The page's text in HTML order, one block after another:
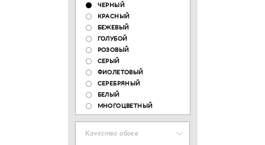
ЧЕРНЫЙ
КРАСНЫЙ
БЕЖЕВЫЙ
ГОЛУБОЙ
РОЗОВЫЙ
СЕРЫЙ
ФИОЛЕТОВЫЙ
СЕРЕБРЯНЫЙ
БЕЛЫЙ
МНОГОЦВЕТНЫЙ
Качество обоев